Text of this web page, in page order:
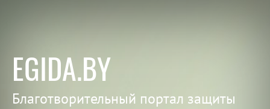
EGIDA.BY
Благотворительный портал защиты